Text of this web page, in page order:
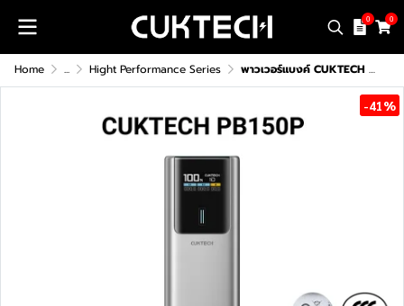
0 0
Home ... Hight Performance Series พาวเวอร์แบงค์ CUKTECH PB150P (CCC / CE)
-41%